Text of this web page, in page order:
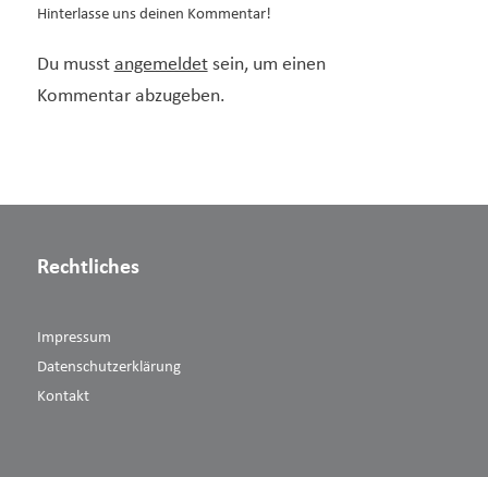
Hinterlasse uns deinen Kommentar!
Du musst angemeldetsein, um einen
Kommentar abzugeben.
Rechtliches
Impressum
Datenschutzerklärung
Kontakt